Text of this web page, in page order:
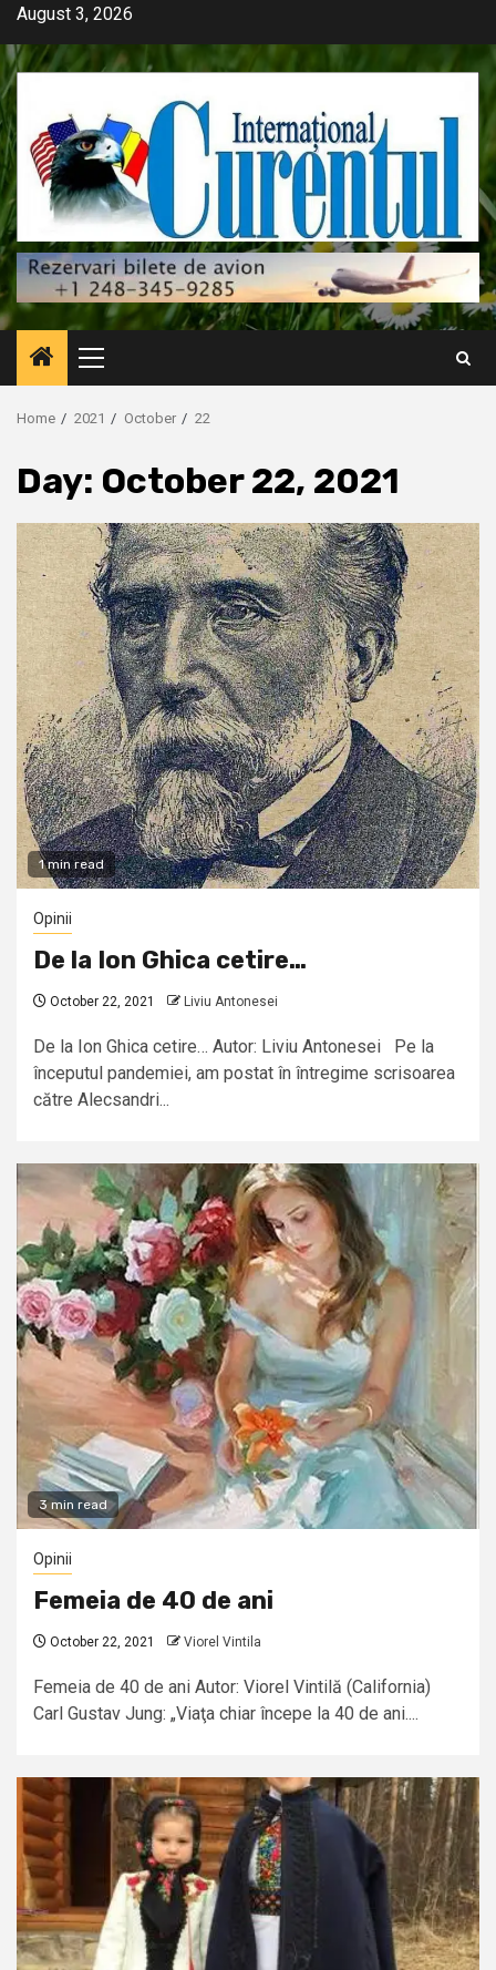
Skip
content
August 3, 2026
Primary
Menu
Home 2021 October 22
Day: October 22, 2021
1 min read
Opinii
De la Ion Ghica cetire…
October 22, 2021 Liviu Antonesei
De la Ion Ghica cetire… Autor: Liviu Antonesei Pe la
începutul pandemiei, am postat în întregime scrisoarea
către Alecsandri...
3 min read
Opinii
Femeia de 40 de ani
October 22, 2021 Viorel Vintila
Femeia de 40 de ani Autor: Viorel Vintilă (California)
Carl Gustav Jung: „Viaţa chiar începe la 40 de ani....